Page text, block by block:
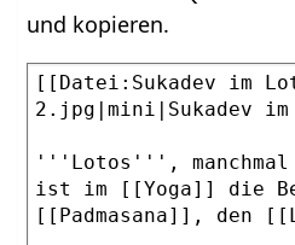
und kopieren.